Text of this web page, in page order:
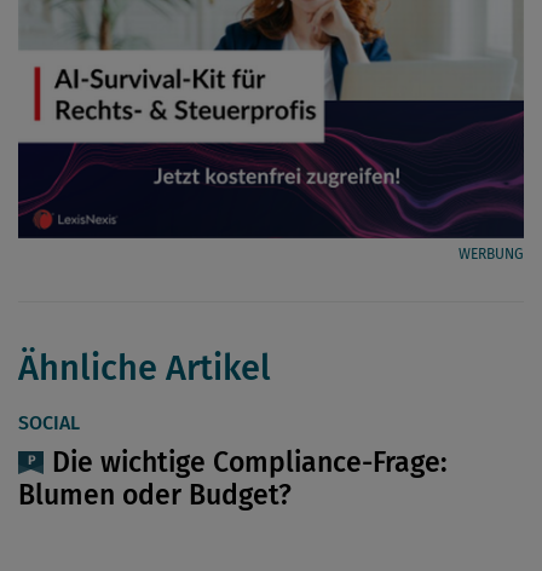
WERBUNG
Ähnliche Artikel
SOCIAL
Die wichtige Compliance-Frage:
Blumen oder Budget?